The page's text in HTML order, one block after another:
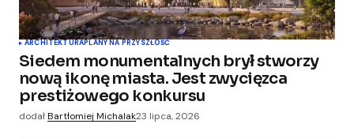
ARCHITEKTURAPLANY NA PRZYSZŁOŚĆ
Siedem monumentalnych brył stworzy
nową ikonę miasta. Jest zwycięzca
prestiżowego konkursu
dodałBartłomiej Michalak23 lipca, 2026